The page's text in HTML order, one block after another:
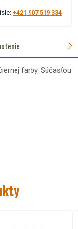
+421 907 519 334
farby. Súčasťou